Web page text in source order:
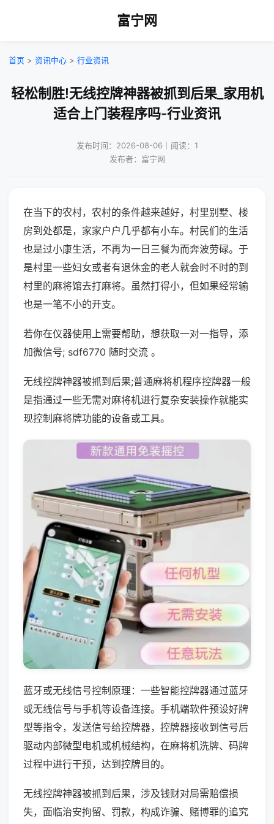
富宁网
首页 > 资讯中心 > 行业资讯
轻松制胜!无线控牌神器被抓到后果_家用机
适合上门装程序吗-行业资讯
发布时间：2026-08-06｜阅读：1
发布者：富宁网
在当下的农村，农村的条件越来越好，村里别墅、楼
房到处都是，家家户户几乎都有小车。村民们的生活
也是过小康生活，不再为一日三餐为而奔波劳碌。于
是村里一些妇女或者有退休金的老人就会时不时的到
村里的麻将馆去打麻将。虽然打得小，但如果经常输
也是一笔不小的开支。
若你在仪器使用上需要帮助，想获取一对一指导，添
加微信号; sdf6770 随时交流 。
无线控牌神器被抓到后果;普通麻将机程序控牌器一般
是指通过一些无需对麻将机进行复杂安装操作就能实
现控制麻将牌功能的设备或工具。
蓝牙或无线信号控制原理：一些智能控牌器通过蓝牙
或无线信号与手机等设备连接。手机端软件预设好牌
型等指令，发送信号给控牌器，控牌器接收到信号后
驱动内部微型电机或机械结构，在麻将机洗牌、码牌
过程中进行干预，达到控牌目的。
无线控牌神器被抓到后果，涉及钱财对局需赔偿损
失，面临治安拘留、罚款，构成诈骗、赌博罪的追究